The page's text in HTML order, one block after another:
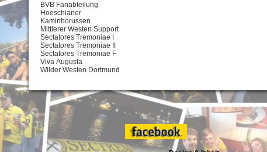
BVB Fanabteilung
Hoeschianer
Kaminborussen
Mittlerer Westen Support
Sectatores Tremoniae I
Sectatores Tremoniae II
Sectatores Tremoniae F
Viva Augusta
Wilder Westen Dortmund